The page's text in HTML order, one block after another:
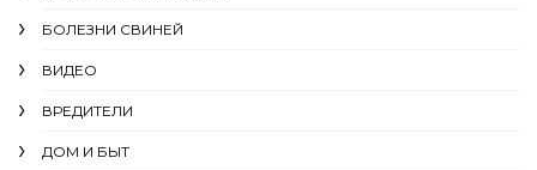
БОЛЕЗНИ СВИНЕЙ
ВИДЕО
ВРЕДИТЕЛИ
ДОМ И БЫТ